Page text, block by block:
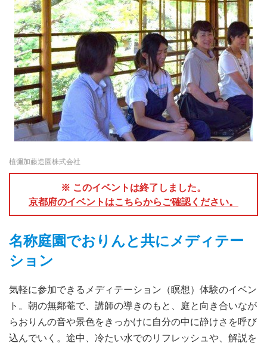
植彌加藤造園株式会社
※ このイベントは終了しました。
京都府のイベントはこちらからご確認ください。
名称庭園でおりんと共にメディテー
ション
気軽に参加できるメディテーション（瞑想）体験のイベン
ト。朝の無鄰菴で、講師の導きのもと、庭と向き合いなが
らおりんの音や景色をきっかけに自分の中に静けさを呼び
込んでいく。途中、冷たい水でのリフレッシュや、解説を